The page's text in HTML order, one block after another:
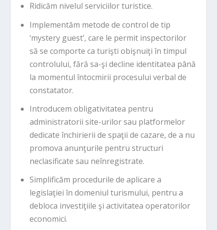
Ridicăm nivelul serviciilor turistice.
Implementăm metode de control de tip
‘mystery guest’, care le permit inspectorilor
să se comporte ca turişti obişnuiţi în timpul
controlului, fără sa-şi decline identitatea până
la momentul întocmirii procesului verbal de
constatator.
Introducem obligativitatea pentru
administratorii site-urilor sau platformelor
dedicate închirierii de spaţii de cazare, de a nu
promova anunţurile pentru structuri
neclasificate sau neînregistrate.
Simplificăm procedurile de aplicare a
legislaţiei în domeniul turismului, pentru a
debloca investiţiile şi activitatea operatorilor
economici.